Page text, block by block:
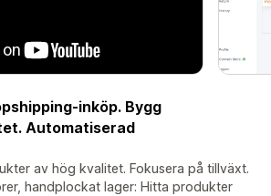
inköp. Bygg
Automatiserad
av hög kvalitet. Fokusera på tillväxt.
handplockat lager: Hitta produkter